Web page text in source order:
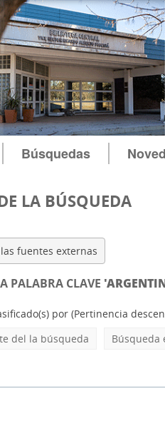
Búsquedas
LA BÚSQUEDA
fuentes externas
PALABRA CLAVE
por (Pertinencia
del la búsqueda
Búsqueda